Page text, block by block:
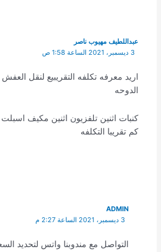
عبداللطيف مهيوب ناصر
3 ديسمبر، 2021 الساعة 1:58 ص
اريد معرفه تكلفه التقريبيع لنقل
الدوحه
كنبات اثنين تلفزيون اثنين مكيف
كم تقريبا التكلفه
ADMIN
3 ديسمبر، 2021 الساعة 2:27 م
التواصل مع مندوبنا واتس لتحديد